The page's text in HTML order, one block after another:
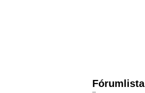
Fórumlista